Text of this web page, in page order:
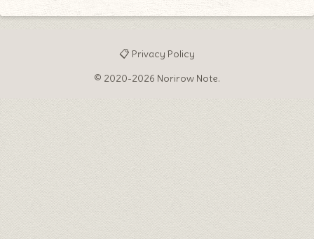
📋 Privacy Policy
© 2020-2026 Norirow Note.